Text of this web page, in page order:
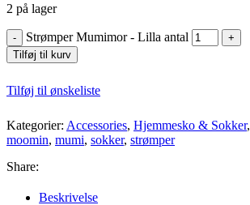
2 på lager
Strømper Mumimor - Lilla antal
Tilføj til kurv
Tilføj til ønskeliste
Kategorier: Accessories, Hjemmesko & Sokker,
moomin, mumi, sokker, strømper
Share:
Beskrivelse